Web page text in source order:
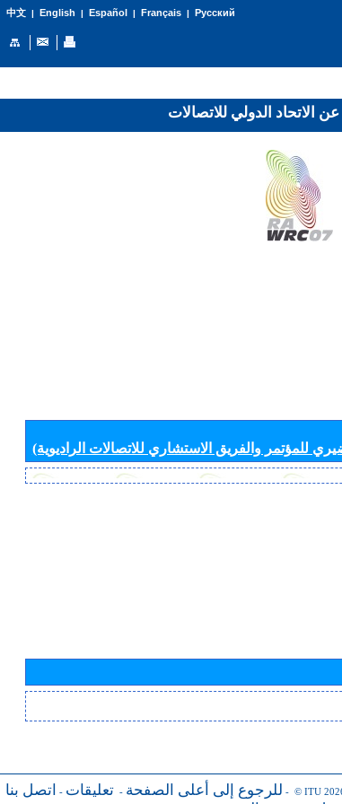
中文| English | Español | Français| Русский
للمؤتمر والفريق الاستشاري للاتصالات الراديوية)
للرجوع إلى أعلى الصفحة - تعليقات - اتصل بنا - © ITU
عن الاتحاد الدولي للاتصالات